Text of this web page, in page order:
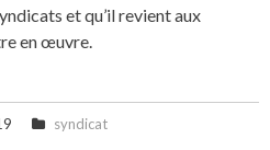
et qu’il revient aux
en œuvre.
syndicat